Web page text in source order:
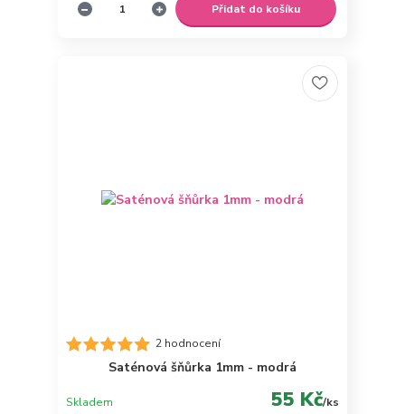
Přidat do košíku
2 hodnocení
Saténová šňůrka 1mm - modrá
55 Kč/ks
Skladem